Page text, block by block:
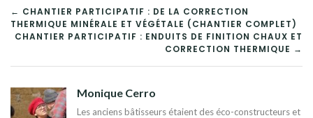
NAVIGATION
DE
L’ARTICLE
← CHANTIER PARTICIPATIF : DE LA CORRECTION
THERMIQUE MINÉRALE ET VÉGÉTALE (CHANTIER COMPLET)
CHANTIER PARTICIPATIF : ENDUITS DE FINITION CHAUX ET
CORRECTION THERMIQUE →
Monique Cerro
Les anciens bâtisseurs étaient des éco-constructeurs et